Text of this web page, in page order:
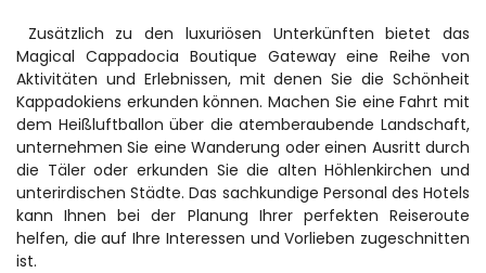
Magical Cappadocia Boutique Gateway eine Reihe von
Aktivitäten und Erlebnissen, mit denen Sie die Schönheit
Kappadokiens erkunden können. Machen Sie eine Fahrt mit
dem Heißluftballon über die atemberaubende Landschaft,
unternehmen Sie eine Wanderung oder einen Ausritt durch
die Täler oder erkunden Sie die alten Höhlenkirchen und
unterirdischen Städte. Das sachkundige Personal des Hotels
kann Ihnen bei der Planung Ihrer perfekten Reiseroute
helfen, die auf Ihre Interessen und Vorlieben zugeschnitten
ist.